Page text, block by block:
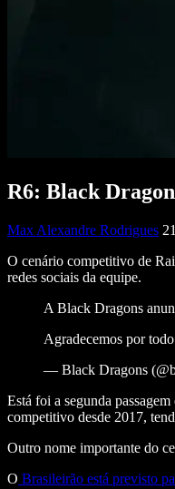
R6: Black
Max Alexandre Rodrigues
O cenário competitivo de
redes sociais da equipe.
A Black Dragons
Agradecemos por
— Black Dragons
Está foi a segunda
competitivo desde 2017,
Outro nome importante do
O Brasileirão está previsto